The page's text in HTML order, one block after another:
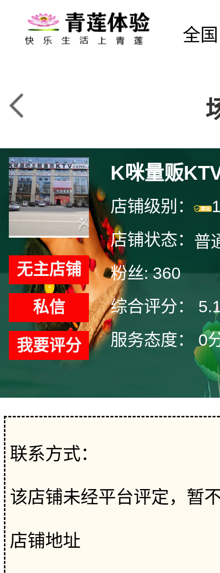
全国
无主店铺
私信
我要评分
K咪量贩
店铺级别：
店铺状态： 普
粉丝: 360
综合评分：
服务态度：
0
联系方式：
该店铺未经平台评定，暂
店铺地址